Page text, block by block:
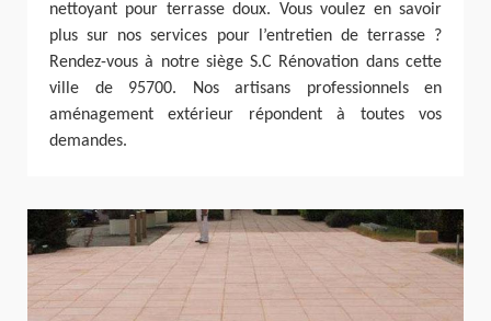
nettoyant pour terrasse doux. Vous voulez en savoir
plus sur nos services pour l’entretien de terrasse ?
Rendez-vous à notre siège S.C Rénovation dans cette
ville de 95700. Nos artisans professionnels en
aménagement extérieur répondent à toutes vos
demandes.